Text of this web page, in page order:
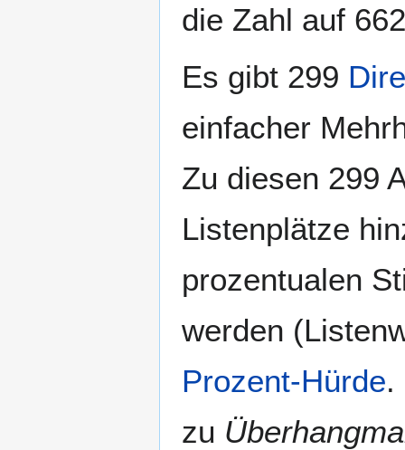
die Zahl auf
Es gibt 299
einfacher
Zu diesen 299
Listenplätze
prozentualen
werden
Prozent-Hürde.
zu